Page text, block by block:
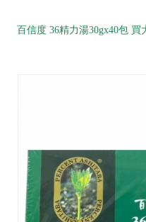
百信度 36精力湯30gx40包